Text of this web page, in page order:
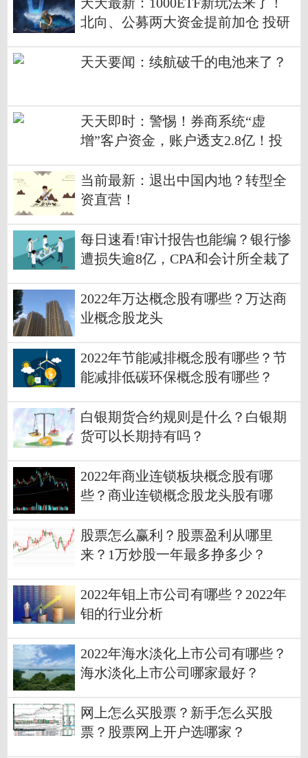
天天最新：1000ETF新玩法来了！
北向、公募两大资金提前加仓 投研
天天要闻：续航破千的电池来了？
天天即时：警惕！券商系统“虚
增”客户资金，账户透支2.8亿！投
当前最新：退出中国内地？转型全
资直营！
每日速看!审计报告也能编？银行惨
遭损失逾8亿，CPA和会计所全栽了
2022年万达概念股有哪些？万达商
业概念股龙头
2022年节能减排概念股有哪些？节
能减排低碳环保概念股有哪些？
白银期货合约规则是什么？白银期
货可以长期持有吗？
2022年商业连锁板块概念股有哪
些？商业连锁概念股龙头股有哪
股票怎么赢利？股票盈利从哪里
来？1万炒股一年最多挣多少？
2022年钼上市公司有哪些？2022年
钼的行业分析
2022年海水淡化上市公司有哪些？
海水淡化上市公司哪家最好？
网上怎么买股票？新手怎么买股
票？股票网上开户选哪家？